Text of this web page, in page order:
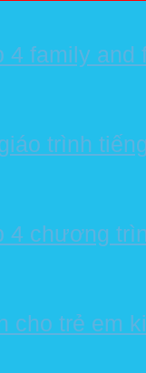
4 family and
trình
4 chương
cho trẻ em